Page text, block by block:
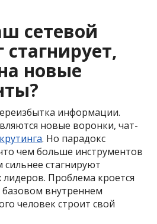
сетевой
новые
информации.
новые воронки, чат-
. Но парадокс
чем больше инструментов
стагнируют
Проблема кроется
базовом внутреннем
человек строит свой